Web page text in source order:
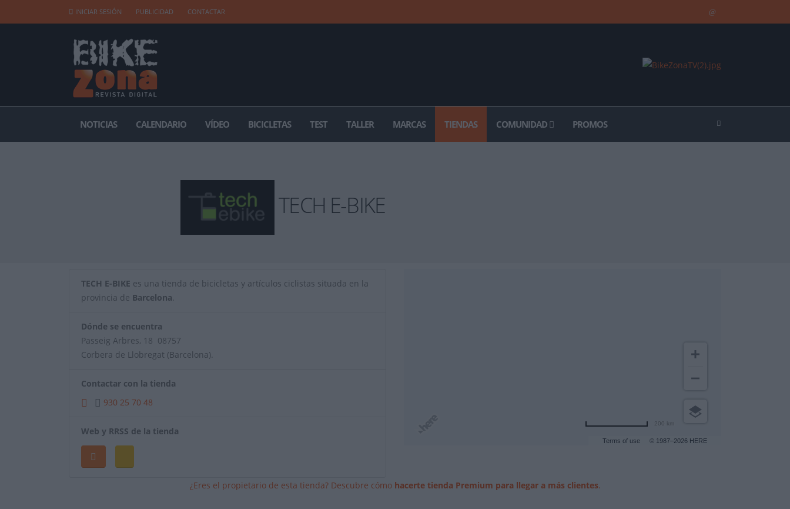
INICIAR SESIÓN PUBLICIDAD CONTACTAR
NOTICIAS CALENDARIO VÍDEO BICICLETAS TEST TALLER MARCAS TIENDAS COMUNIDAD PROMOS
TECH E-BIKE
TECH E-BIKE es una tienda de bicicletas y artículos ciclistas situada en la
provincia de Barcelona.
Dónde se encuentra
Passeig Arbres, 18 08757
Corbera de Llobregat (Barcelona).
Contactar con la tienda
930 25 70 48
Web y RRSS de la tienda
Terms of use © 1987–2026 HERE
200 km
¿Eres el propietario de esta tienda? Descubre cómo hacerte tienda Premium para llegar a más clientes.